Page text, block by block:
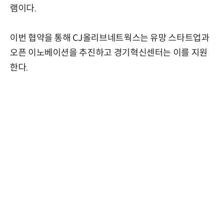
램이다.
이번 협약을 통해 CJ올리브네트웍스는 유망 스타트업과
오픈 이노베이션을 추진하고 경기혁신센터는 이를 지원
한다.